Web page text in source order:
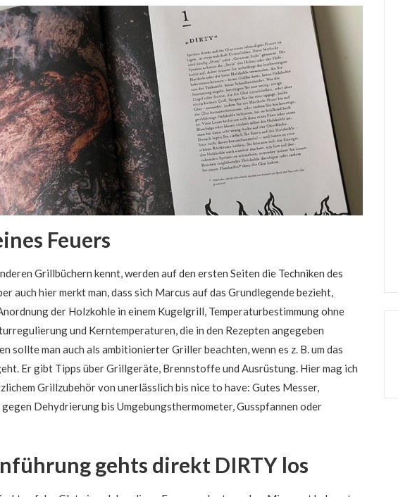
Feuers
Grillbüchern kennt, werden auf den ersten Seiten die Techniken des
auch hier merkt man, dass sich Marcus auf das Grundlegende bezieht,
der Holzkohle in einem Kugelgrill, Temperaturbestimmung ohne
und Kerntemperaturen, die in den Rezepten angegeben
sollte man auch als ambitionierter Griller beachten, wenn es z. B. um das
Er gibt Tipps über Grillgeräte, Brennstoffe und Ausrüstung. Hier mag ich
Grillzubehör von unerlässlich bis nice to have: Gutes Messer,
Dehydrierung bis Umgebungsthermometer, Gusspfannen oder
gehts direkt DIRTY los